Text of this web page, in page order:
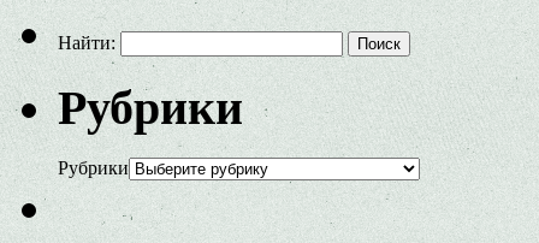
Найти:
Рубрики
Рубрики